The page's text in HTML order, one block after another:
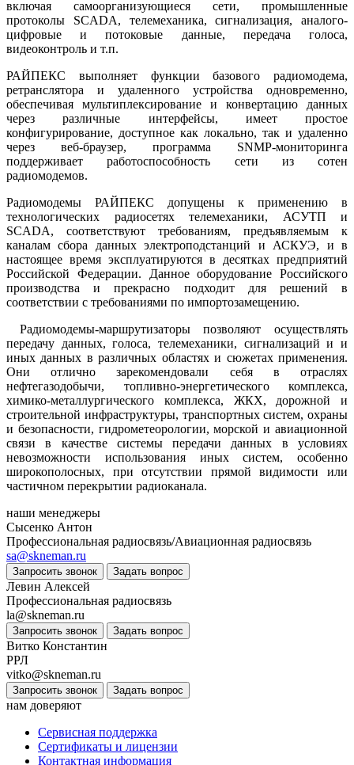
включая самоорганизующиеся сети, промышленные
протоколы SCADA, телемеханика, сигнализация, аналого-
цифровые и потоковые данные, передача голоса,
видеоконтроль и т.п.
РАЙПЕКС выполняет функции базового радиомодема,
ретранслятора и удаленного устройства одновременно,
обеспечивая мультиплексирование и конвертацию данных
через различные интерфейсы, имеет простое
конфигурирование, доступное как локально, так и удаленно
через веб-браузер, программа SNMP-мониторинга
поддерживает работоспособность сети из сотен
радиомодемов.
Радиомодемы РАЙПЕКС допущены к применению в
технологических радиосетях телемеханики, АСУТП и
SCADA, соответствуют требованиям, предъявляемым к
каналам сбора данных электроподстанций и АСКУЭ, и в
настоящее время эксплуатируются в десятках предприятий
Российской Федерации. Данное оборудование Российского
производства и прекрасно подходит для решений в
соответствии с требованиями по импортозамещению.
Радиомодемы-маршрутизаторы позволяют осуществлять
передачу данных, голоса, телемеханики, сигнализаций и и
иных данных в различных областях и сюжетах применения.
Они отлично зарекомендовали себя в отраслях
нефтегазодобычи, топливно-энергетического комплекса,
химико-металлургического комплекса, ЖКХ, дорожной и
строительной инфраструктуры, транспортных систем, охраны
и безопасности, гидрометеорологии, морской и авиационной
связи в качестве системы передачи данных в условиях
невозможности использования иных систем, особенно
широкополосных, при отсутствии прямой видимости или
частичном перекрытии радиоканала.
наши менеджеры
Сысенко Антон
Профессиональная радиосвязь/Авиационная радиосвязь
sa@skneman.ru
Запросить звонок Задать вопрос
Левин Алексей
Профессиональная радиосвязь
la@skneman.ru
Запросить звонок Задать вопрос
Витко Константин
РРЛ
vitko@skneman.ru
Запросить звонок Задать вопрос
нам доверяют
Сервисная поддержка
Сертификаты и лицензии
Контактная информация